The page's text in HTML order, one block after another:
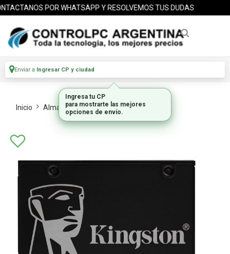
POR WHATSAPP Y RESOLVEMOS TUS DUDAS
Enviar a Ingresar CP y ciudad
Inicio Almacenamiento Ssd Internos